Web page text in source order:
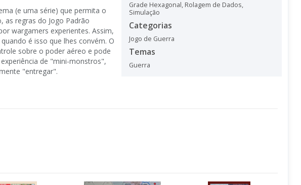
(e uma série) que permita o
regras do Jogo Padrão
wargamers experientes. Assim,
é isso que lhes convém. O
sobre o poder aéreo e pode
de "mini-monstros",
"entregar".
Grade Hexagonal, Rolagem de Dados,
Simulação
Categorias
Jogo de Guerra
Temas
Guerra